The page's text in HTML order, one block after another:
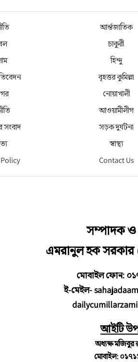
আর্ন্তজাতিক
চাকুরী
হিন্দু
বৃহত্তর কুমিল্লা
নোয়াখালী
আওয়ামীলীগ
সংবাদ সড়ক দুর্ঘটনা
স্বাস্থ্য
Contact Us
সম্পাদক ও
এমরানুল হক সরকার
মোবাইল ফোন:
ই-মেইল-
আইটি
অধ্যক্ষ মজিবুর
মোবাইল: